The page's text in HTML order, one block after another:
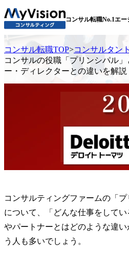
コンサル転職No.1エー
コンサル転職TOP>コンサルタン
コンサルの役職「プリンシパル
ー・ディレクターとの違いを解説
コンサルティングファームの「
について、「どんな仕事をして
やパートナーとはどのような違
う人も多いでしょう。